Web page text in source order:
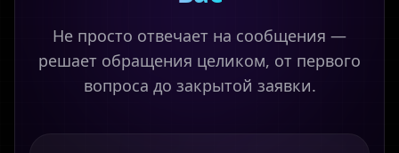
Не просто отвечает на сообщения —
решает обращения целиком, от первого
вопроса до закрытой заявки.